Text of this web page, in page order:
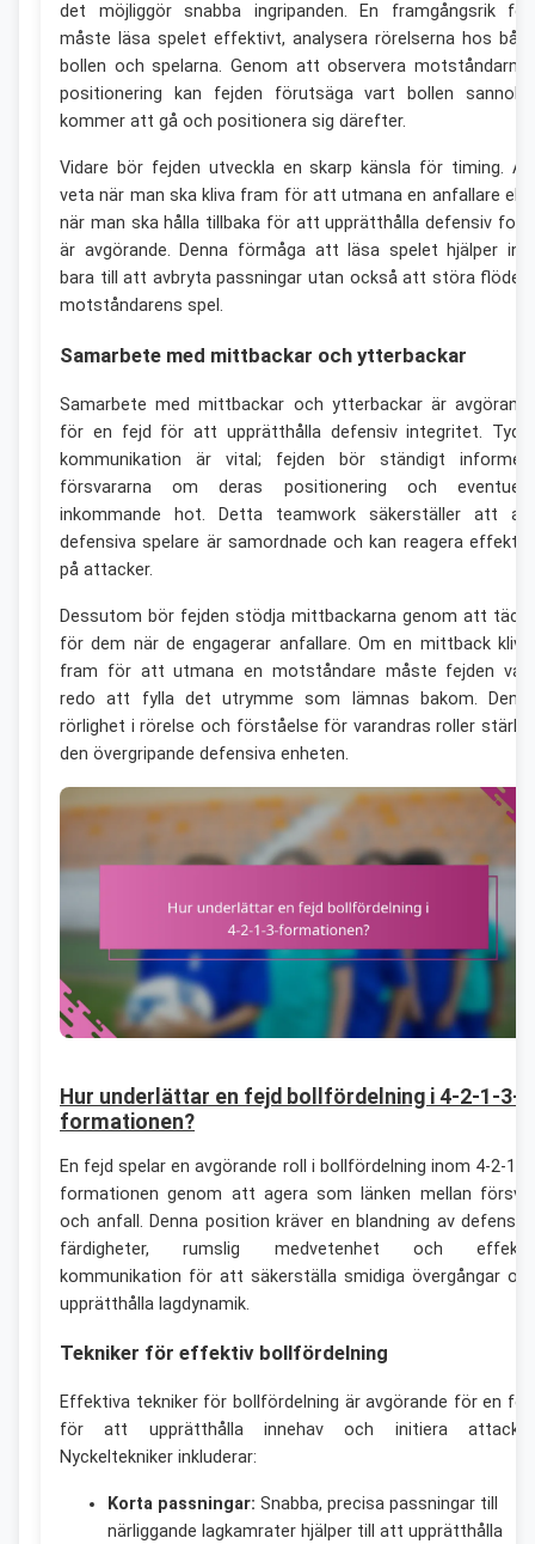
det möjliggör snabba ingripanden. En framgångsrik
måste läsa spelet effektivt, analysera rörelserna hos
bollen och spelarna. Genom att observera
positionering kan fejden förutsäga vart bollen
kommer att gå och positionera sig därefter.
Vidare bör fejden utveckla en skarp känsla för timing.
veta när man ska kliva fram för att utmana en anfallare
när man ska hålla tillbaka för att upprätthålla defensiv
är avgörande. Denna förmåga att läsa spelet hjälper
bara till att avbryta passningar utan också att störa flödet
motståndarens spel.
Samarbete med mittbackar och ytterbackar
Samarbete med mittbackar och ytterbackar är
för en fejd för att upprätthålla defensiv integritet.
kommunikation är vital; fejden bör ständigt
försvararna om deras positionering och
inkommande hot. Detta teamwork säkerställer att
defensiva spelare är samordnade och kan reagera
på attacker.
Dessutom bör fejden stödja mittbackarna genom att
för dem när de engagerar anfallare. Om en mittback
fram för att utmana en motståndare måste fejden
redo att fylla det utrymme som lämnas bakom.
rörlighet i rörelse och förståelse för varandras roller
den övergripande defensiva enheten.
Hur underlättar en fejd bollfördelning i 4-2-1-3-
formationen?
En fejd spelar en avgörande roll i bollfördelning inom 4-2-1-
formationen genom att agera som länken mellan
och anfall. Denna position kräver en blandning av
färdigheter, rumslig medvetenhet och
kommunikation för att säkerställa smidiga övergångar
upprätthålla lagdynamik.
Tekniker för effektiv bollfördelning
Effektiva tekniker för bollfördelning är avgörande för en
för att upprätthålla innehav och initiera
Nyckeltekniker inkluderar:
Korta passningar: Snabba, precisa passningar till
närliggande lagkamrater hjälper till att upprätthålla